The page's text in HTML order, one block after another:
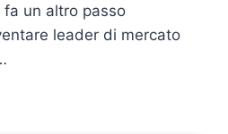
un altro passo
leader di mercato